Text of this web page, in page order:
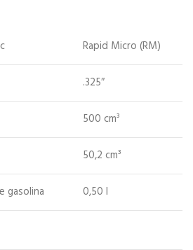
Rapid Micro (RM)
.325″
500 cm³
50,2 cm³
gasolina 0,50 l